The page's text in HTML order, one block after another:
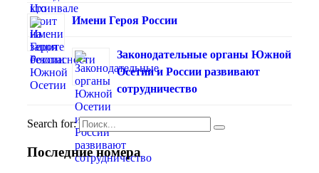
Имени Героя России
Законодательные органы Южной
Осетии и России развивают
сотрудничество
Search for:
Последние номера